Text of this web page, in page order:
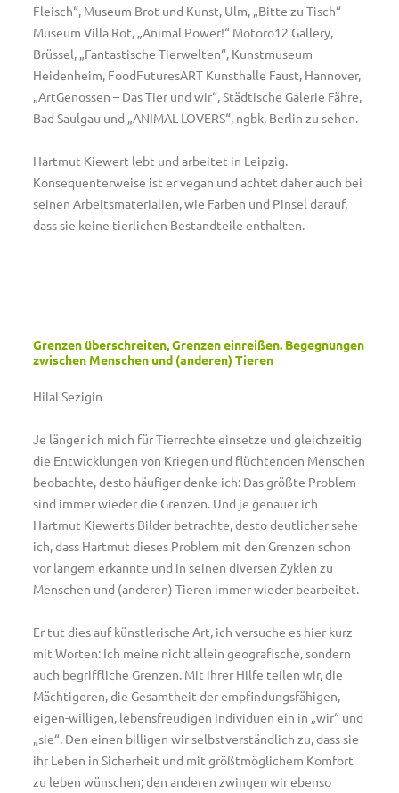
Fleisch“, Museum Brot und Kunst, Ulm, „Bitte zu Tisch“
Museum Villa Rot, „Animal Power!“ Motoro12 Gallery,
Brüssel, „Fantastische Tierwelten“, Kunstmuseum
Heidenheim, FoodFuturesART Kunsthalle Faust, Hannover,
„ArtGenossen – Das Tier und wir“, Städtische Galerie Fähre,
Bad Saulgau und „ANIMAL LOVERS“, ngbk, Berlin zu sehen.
Hartmut Kiewert lebt und arbeitet in Leipzig.
Konsequenterweise ist er vegan und achtet daher auch bei
seinen Arbeitsmaterialien, wie Farben und Pinsel darauf,
dass sie keine tierlichen Bestandteile enthalten.
Grenzen überschreiten, Grenzen einreißen. Begegnungen
zwischen Menschen und (anderen) Tieren
Hilal Sezigin
Je länger ich mich für Tierrechte einsetze und gleichzeitig
die Entwicklungen von Kriegen und flüchtenden Menschen
beobachte, desto häufiger denke ich: Das größte Problem
sind immer wieder die Grenzen. Und je genauer ich
Hartmut Kiewerts Bilder betrachte, desto deutlicher sehe
ich, dass Hartmut dieses Problem mit den Grenzen schon
vor langem erkannte und in seinen diversen Zyklen zu
Menschen und (anderen) Tieren immer wieder bearbeitet.
Er tut dies auf künstlerische Art, ich versuche es hier kurz
mit Worten: Ich meine nicht allein geografische, sondern
auch begriffliche Grenzen. Mit ihrer Hilfe teilen wir, die
Mächtigeren, die Gesamtheit der empfindungsfähigen,
eigen-willigen, lebensfreudigen Individuen ein in „wir“ und
„sie“. Den einen billigen wir selbstverständlich zu, dass sie
ihr Leben in Sicherheit und mit größtmöglichem Komfort
zu leben wünschen; den anderen zwingen wir ebenso